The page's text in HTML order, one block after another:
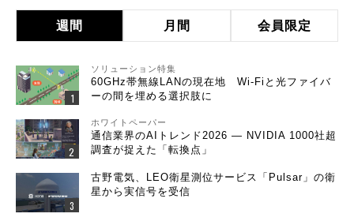
週間 月間 会員限定
ソリューション特集
60GHz帯無線LANの現在地 Wi-Fiと光ファイバ
ーの間を埋める選択肢に
ホワイトペーパー
通信業界のAIトレンド2026 ― NVIDIA 1000社超
調査が捉えた「転換点」
古野電気、LEO衛星測位サービス「Pulsar」の衛
星から実信号を受信